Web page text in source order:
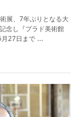
展、7年ぶりとなる大
念し『プラド美術館
27日まで ...